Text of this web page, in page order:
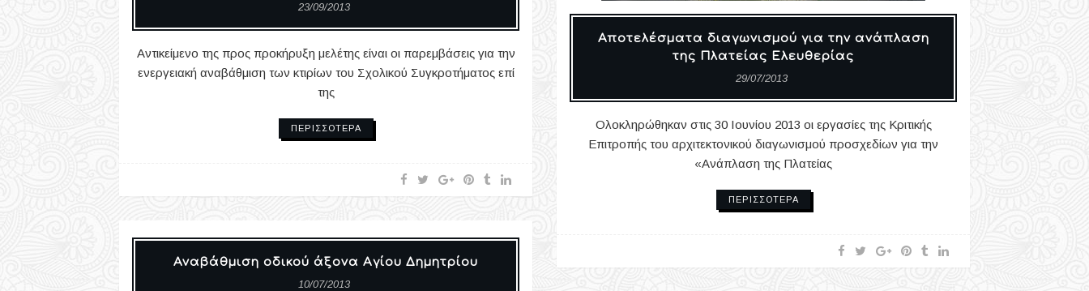
23/09/2013
Αντικείμενο της προς προκήρυξη μελέτης είναι οι παρεμβάσεις για την
ενεργειακή αναβάθμιση των κτιρίων του Σχολικού Συγκροτήματος επί
της
ΠΕΡΙΣΣΌΤΕΡΑ
Αποτελέσματα διαγωνισμού για την ανάπλαση
της Πλατείας Ελευθερίας
29/07/2013
Ολοκληρώθηκαν στις 30 Ιουνίου 2013 οι εργασίες της Κριτικής
Επιτροπής του αρχιτεκτονικού διαγωνισμού προσχεδίων για την
«Ανάπλαση της Πλατείας
ΠΕΡΙΣΣΌΤΕΡΑ
Αναβάθμιση οδικού άξονα Αγίου Δημητρίου
10/07/2013